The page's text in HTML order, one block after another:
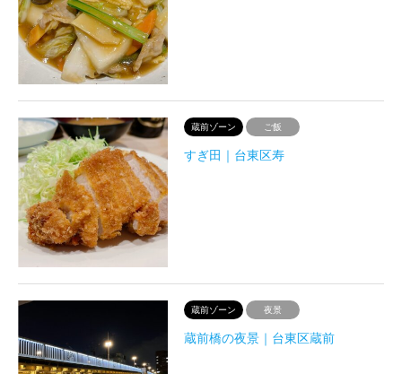
蔵前ゾーン ご飯
すぎ田｜台東区寿
蔵前ゾーン 夜景
蔵前橋の夜景｜台東区蔵前